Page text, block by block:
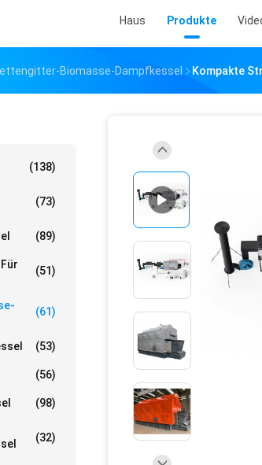
Haus Produkte
Biomasse-Dampfkessel Kompakte
(138)
(73)
(89)
(51)
(61)
(53)
(56)
(98)
(32)